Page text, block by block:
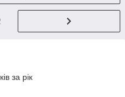
за рік